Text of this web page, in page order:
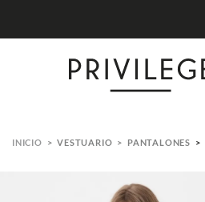
VESTUARIO PANTALONES